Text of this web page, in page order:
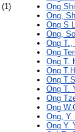
(1)
Ong
Ong,
Ong S
Ong,
Ong T.,
Ong
Ong T.
Ong
Ong
Ong T.
Ong
Ong
Ong, Y.
Ong Y.